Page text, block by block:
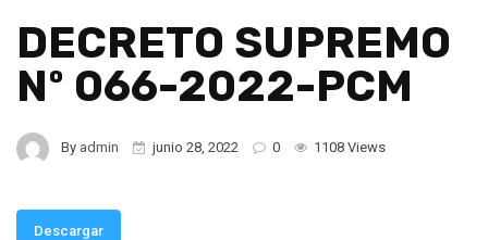
DECRETO SUPREMO
Nº 066-2022-PCM
By admin junio 28, 2022 0 1108 Views
Descargar